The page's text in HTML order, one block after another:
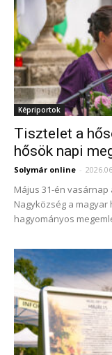
Képriportok
Tisztelet a
hősök napi
Solymár online -
Május 31-én
Nagyközség a
hagyományos